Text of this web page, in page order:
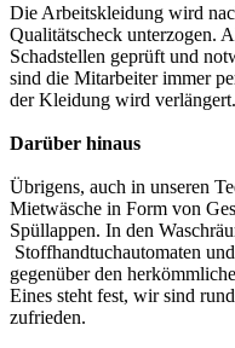
Die Arbeitskleidung wird
Qualitätscheck unterzogen.
Schadstellen geprüft und
sind die Mitarbeiter immer
der Kleidung wird verlängert.
Darüber hinaus
Übrigens, auch in unseren
Mietwäsche in Form von
Spüllappen. In den
Stoffhandtuchautomaten
gegenüber den
Eines steht fest, wir sind
zufrieden.